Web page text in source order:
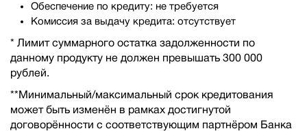
Обеспечение по кредиту: не требуется
Комиссия за выдачу кредита: отсутствует
* Лимит суммарного остатка задолженности по
данному продукту не должен превышать 300 000
рублей.
**Минимальный/максимальный срок кредитования
может быть изменён в рамках достигнутой
договорённости с соответствующим партнёром Банка